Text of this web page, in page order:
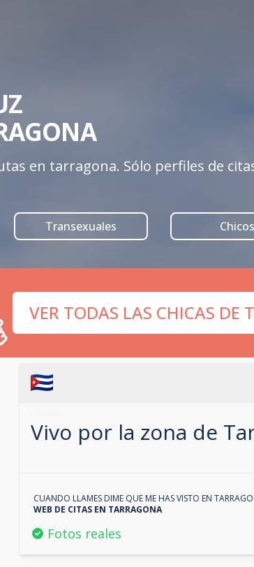
en tarragona. Sólo perfiles de
Transexuales Chicos
VER TODAS LAS CHICAS DE
Vivo por la zona de
CUANDO LLAMES DIME QUE ME HAS VISTO EN
WEB DE CITAS EN TARRAGONA
Fotos reales